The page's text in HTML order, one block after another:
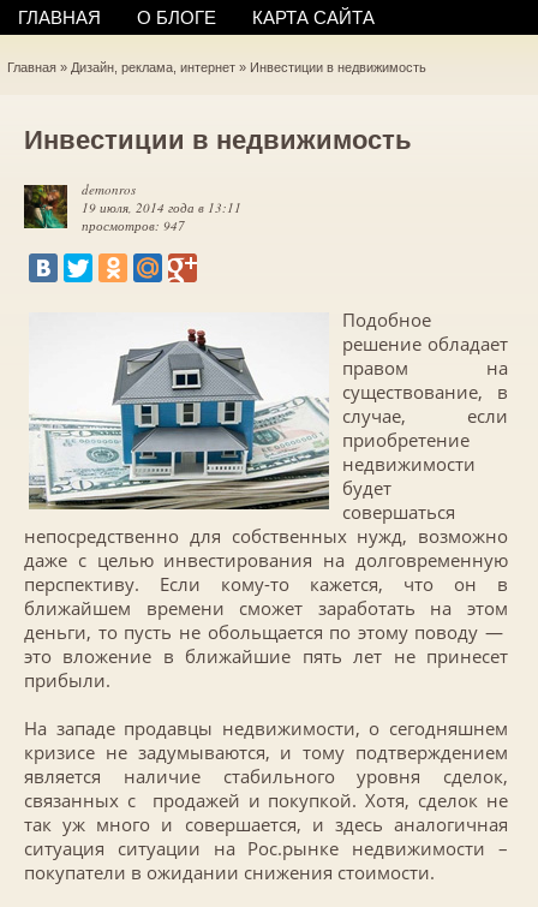
ГЛАВНАЯ О БЛОГЕ КАРТА САЙТА
Главная » Дизайн, реклама, интернет » Инвестиции в недвижимость
Инвестиции в недвижимость
demonros
19 июля, 2014 года в 13:11
просмотров: 947
Подобное
решение обладает
правом на
существование, в
случае, если
приобретение
недвижимости
будет
совершаться
непосредственно для собственных нужд, возможно
даже с целью инвестирования на долговременную
перспективу. Если кому-то кажется, что он в
ближайшем времени сможет заработать на этом
деньги, то пусть не обольщается по этому поводу —
это вложение в ближайшие пять лет не принесет
прибыли.
На западе продавцы недвижимости, о сегодняшнем
кризисе не задумываются, и тому подтверждением
является наличие стабильного уровня сделок,
связанных с продажей и покупкой. Хотя, сделок не
так уж много и совершается, и здесь аналогичная
ситуация ситуации на Рос.рынке недвижимости –
покупатели в ожидании снижения стоимости.